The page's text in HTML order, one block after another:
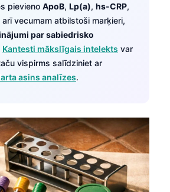
pievieno ApoB, Lp(a), hs-CRP,
arī vecumam atbilstoši marķieri,
par sabiedrisko
Kantesti mākslīgais intelekts var
vispirms salīdziniet ar
asins analīzes.